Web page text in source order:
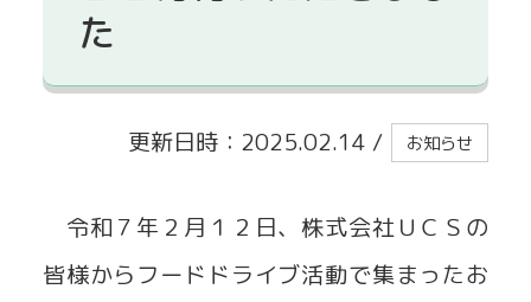
た
更新日時：2025.02.14 / お知らせ
令和７年２月１２日、株式会社ＵＣＳの
皆様からフードドライブ活動で集まったお